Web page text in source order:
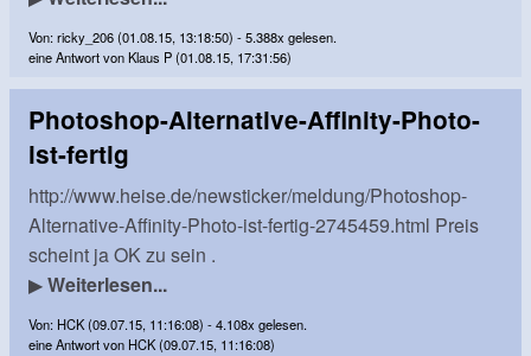
Von: ricky_206 (01.08.15, 13:18:50) - 5.388x gelesen.
eine Antwort von Klaus P (01.08.15, 17:31:56)
Photoshop-Alternative-Affinity-Photo-
ist-fertig
http://www.heise.de/newsticker/meldung/Photoshop-
Alternative-Affinity-Photo-ist-fertig-2745459.html Preis
scheint ja OK zu sein .
▶Weiterlesen...
Von: HCK (09.07.15, 11:16:08) - 4.108x gelesen.
eine Antwort von HCK (09.07.15, 11:16:08)